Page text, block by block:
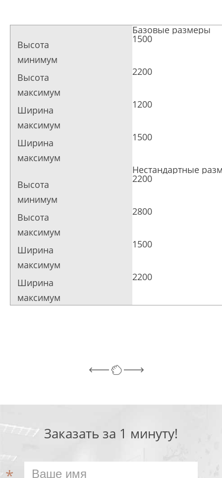
Базовые размеры
1500
2200
1200
1500
Нестандартные
2200
2800
1500
2200
Заказать за 1 минуту!